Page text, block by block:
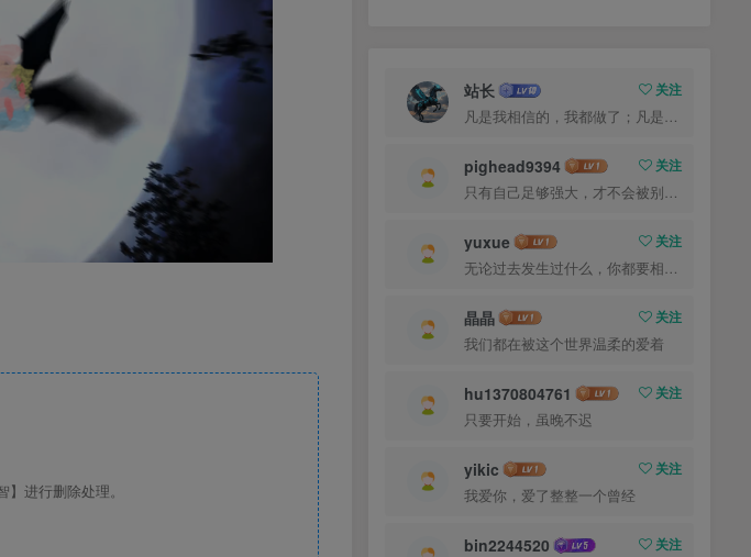
进行删除处理。
站长
关注
凡是我相信的，我都做了；凡是我做了的事，都是全身心地投入去做的
pighead9394
关注
只有自己足够强大，才不会被别人践踏
yuxue
关注
无论过去发生过什么，你都要相信，最好的尚未到来
晶晶
关注
我们都在被这个世界温柔的爱着
hu1370804761
关注
只要开始，虽晚不迟
yikic
关注
我爱你，爱了整整一个曾经
bin2244520
关注